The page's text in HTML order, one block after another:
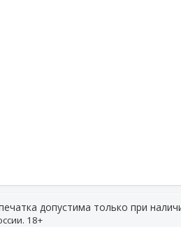
допустима только при
18+